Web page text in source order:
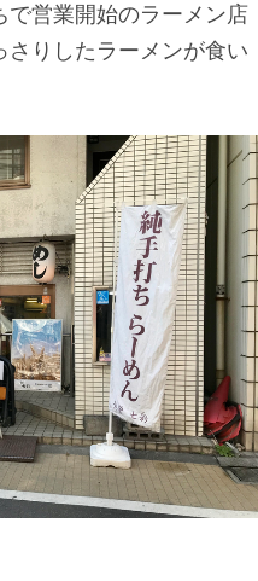
で営業開始のラーメン店
さりしたラーメンが食い